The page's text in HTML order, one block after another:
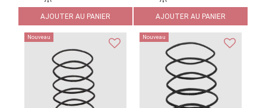
AJOUTER AU PANIER AJOUTER AU PANIER
Nouveau Nouveau